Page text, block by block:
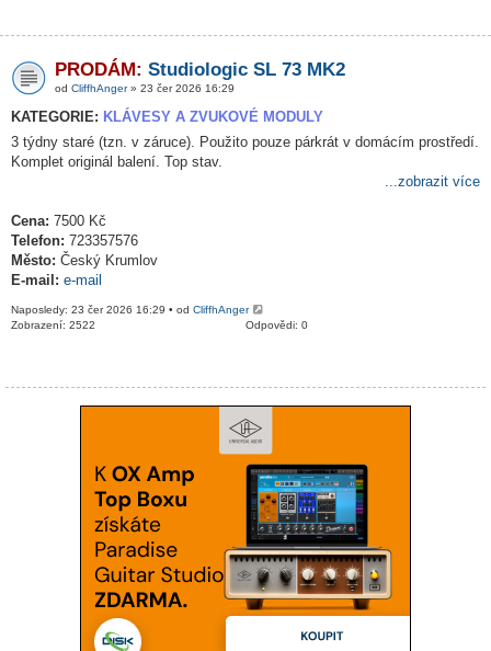
PRODÁM: Studiologic SL 73 MK2
od CliffhAnger» 23 čer 2026 16:29
KATEGORIE: KLÁVESY A ZVUKOVÉ MODULY
3 týdny staré (tzn. v záruce). Použito pouze párkrát v domácím prostředí.
Komplet originál balení. Top stav.
...zobrazit více
Cena: 7500 Kč
Telefon: 723357576
Město: Český Krumlov
E-mail: e-mail
Naposledy: 23 čer 2026 16:29 • od CliffhAnger
Odpovědi: 0
Zobrazení: 2522